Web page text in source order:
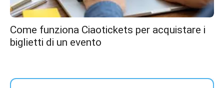
Come funziona Ciaotickets per acquistare i
biglietti di un evento